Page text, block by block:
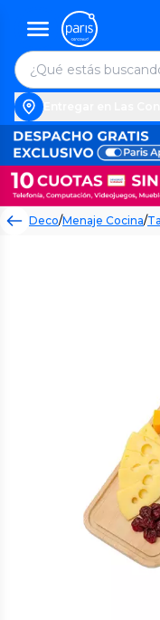
Deco/Menaje Cocina/